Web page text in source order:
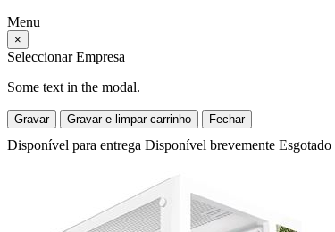
Menu
×
Seleccionar Empresa
Some text in the modal.
Gravar Gravar e limpar carrinho Fechar
Disponível para entrega Disponível brevemente Esgotado